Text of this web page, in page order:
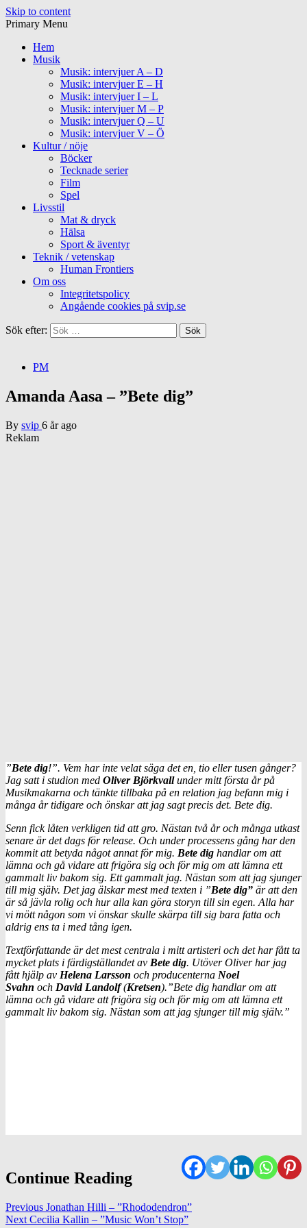
Skip to content
Primary Menu
Hem
Musik
Musik: intervjuer A – D
Musik: intervjuer E – H
Musik: intervjuer I – L
Musik: intervjuer M – P
Musik: intervjuer Q – U
Musik: intervjuer V – Ö
Kultur / nöje
Böcker
Tecknade serier
Film
Spel
Livsstil
Mat & dryck
Hälsa
Sport & äventyr
Teknik / vetenskap
Human Frontiers
Om oss
Integritetspolicy
Angående cookies på svip.se
Sök efter:
PM
Amanda Aasa – ”Bete dig”
By svip 6 år ago
Reklam
”Bete dig!”. Vem har inte velat säga det en, tio eller tusen gånger?
Jag satt i studion med Oliver Björkvallunder mitt första år på
Musikmakarna och tänkte tillbaka på en relation jag befann mig i
många år tidigare och önskar att jag sagt precis det. Bete dig.
Senn fick låten verkligen tid att gro. Nästan två år och många utkast
senare är det dags för release. Och under processens gång har den
kommit att betyda något annat för mig. Bete dig handlar om att
lämna och gå vidare att frigöra sig och för mig om att lämna ett
gammalt liv bakom sig. Ett gammalt jag. Nästan som att jag sjunger
till mig själv. Det jag älskar mest med texten i ”Bete dig” är att den
är så jävla rolig och hur alla kan göra storyn till sin egen. Alla har
vi mött någon som vi önskar skulle skärpa till sig bara fatta och
aldrig ens ta i med tång igen.
Textförfattande är det mest centrala i mitt artisteri och det har fått ta
mycket plats i färdigställandet av Bete dig. Utöver Oliver har jag
fått hjälp av Helena Larsson och producenterna Noel
Svahn och David Landolf(Kretsen).”Bete dig handlar om att
lämna och gå vidare att frigöra sig och för mig om att lämna ett
gammalt liv bakom sig. Nästan som att jag sjunger till mig själv.”
Continue Reading
Previous Jonathan Hilli – ”Rhododendron”
Next Cecilia Kallin – ”Music Won’t Stop”